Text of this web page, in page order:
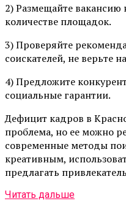
2) Размещайте
количестве площадок.
3) Проверяйте
соискателей, не верьте
4) Предложите
социальные гарантии.
Дефицит кадров в
проблема, но ее можно
современные методы
креативным,
предлагать
Читать дальше